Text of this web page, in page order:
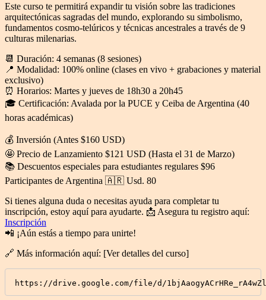
Este curso te permitirá expandir tu visión sobre las tradiciones
arquitectónicas sagradas del mundo, explorando su simbolismo,
fundamentos cosmo-telúricos y técnicas ancestrales a través de 9
culturas milenarias.
📆 Duración: 4 semanas (8 sesiones)
📍 Modalidad: 100% online (clases en vivo + grabaciones y material
exclusivo)
⏰ Horarios: Martes y jueves de 18h30 a 20h45
🎓 Certificación: Avalada por la PUCE y Ceiba de Argentina (40
horas académicas)
💰 Inversión (Antes $160 USD)
🤩 Precio de Lanzamiento $121 USD (Hasta el 31 de Marzo)
📚 ⁠Descuentos especiales para estudiantes regulares $96
Participantes de Argentina 🇦🇷 Usd. 80
Si tienes alguna duda o necesitas ayuda para completar tu
inscripción, estoy aquí para ayudarte. 📩 Asegura tu registro aquí:
Inscripción
📲 ¡Aún estás a tiempo para unirte!
🔗 Más información aquí: [Ver detalles del curso]